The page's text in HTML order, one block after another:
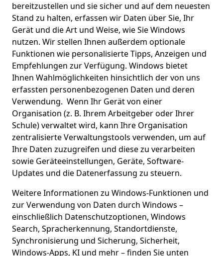
bereitzustellen und sie sicher und auf dem neuesten
Stand zu halten, erfassen wir Daten über Sie, Ihr
Gerät und die Art und Weise, wie Sie Windows
nutzen. Wir stellen Ihnen außerdem optionale
Funktionen wie personalisierte Tipps, Anzeigen und
Empfehlungen zur Verfügung. Windows bietet
Ihnen Wahlmöglichkeiten hinsichtlich der von uns
erfassten personenbezogenen Daten und deren
Verwendung. Wenn Ihr Gerät von einer
Organisation (z. B. Ihrem Arbeitgeber oder Ihrer
Schule) verwaltet wird, kann Ihre Organisation
zentralisierte Verwaltungstools verwenden, um auf
Ihre Daten zuzugreifen und diese zu verarbeiten
sowie Geräteeinstellungen, Geräte, Software-
Updates und die Datenerfassung zu steuern.
Weitere Informationen zu Windows-Funktionen und
zur Verwendung von Daten durch Windows –
einschließlich Datenschutzoptionen, Windows
Search, Spracherkennung, Standortdienste,
Synchronisierung und Sicherung, Sicherheit,
Windows-Apps, KI und mehr – finden Sie unten